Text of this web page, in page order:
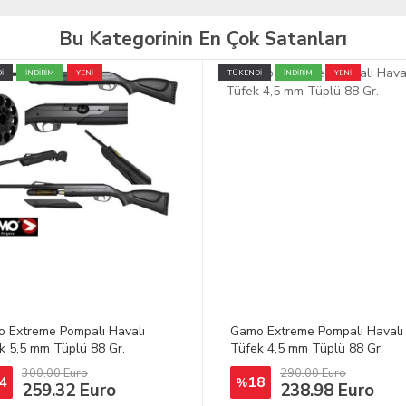
Bu Kategorinin En Çok Satanları
İNDİRİM YENİ
Extreme Pompalı Havalı
4,5 mm Tüplü 88 Gr.
290.00 Euro
238.98 Euro
TÜKENDİ İNDİRİM YENİ
Gamo Cfx Royal Havalı Tüfek
5.5mm
283.73 Euro